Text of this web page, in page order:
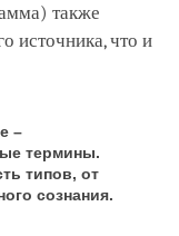
также
источника, что и
–
термины.
типов, от
сознания.